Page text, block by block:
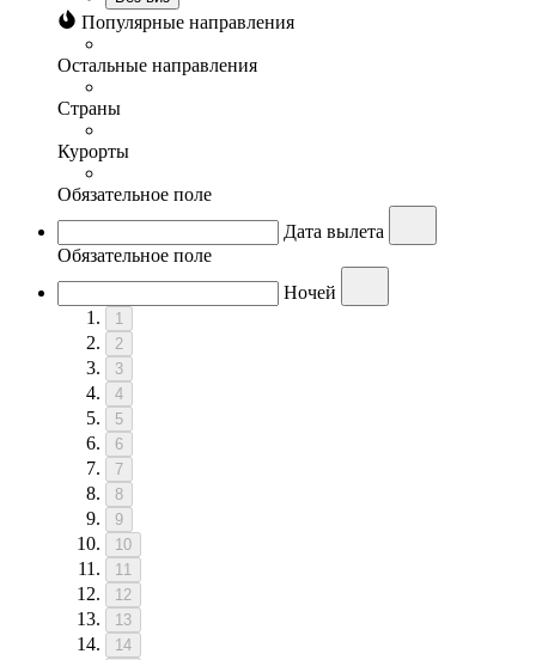
Популярные направления
Остальные направления
Страны
Курорты
Обязательное поле
Дата вылета
Обязательное поле
Ночей
1
2
3
4
5
6
7
8
9
10
11
12
13
14